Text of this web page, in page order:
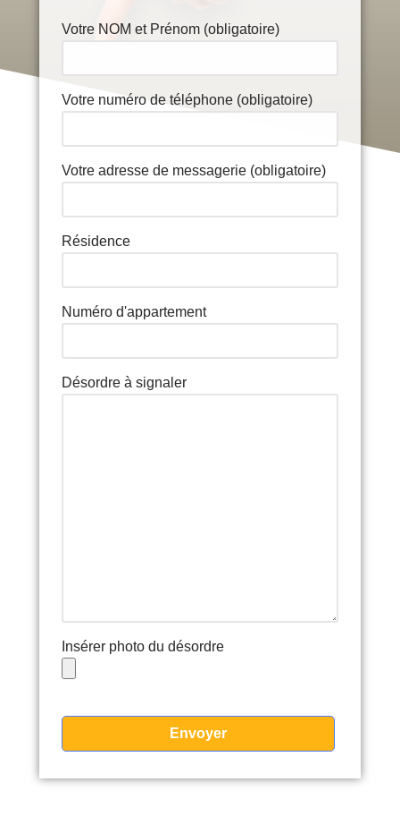
Votre NOM et Prénom (obligatoire)
Votre numéro de téléphone (obligatoire)
Votre adresse de messagerie (obligatoire)
Résidence
Numéro d'appartement
Désordre à signaler
Insérer photo du désordre